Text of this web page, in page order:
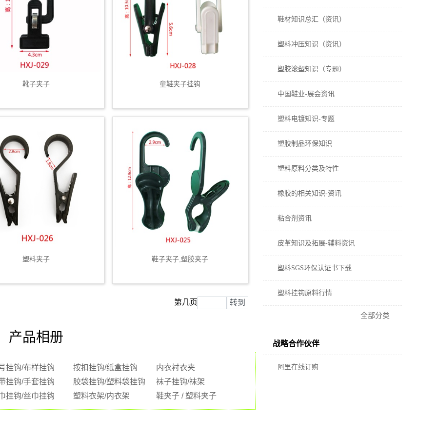
靴子夹子 童鞋夹子挂钩
塑料夹子 鞋子夹子,塑胶夹子
第几页
产品相册
挂钩/布样挂钩 按扣挂钩/纸盒挂钩
内衣衬衣夹
挂钩/手套挂钩
胶袋挂钩/塑料袋挂钩
袜子挂钩/袜架
挂钩/丝巾挂钩
塑料衣架/内衣架 鞋夹子 / 塑料夹子
鞋材知识总汇（资讯）
塑料冲压知识（资讯）
塑胶滚塑知识（专题）
中国鞋业-展会资讯
塑料电镀知识-专题
塑胶制品环保知识
塑料原料分类及特性
橡胶的相关知识-资讯
粘合剂资讯
皮革知识及拓展-辅料资讯
塑料SGS环保认证书下载
塑料挂钩原料行情
全部分类
战略合作伙伴
阿里在线订购